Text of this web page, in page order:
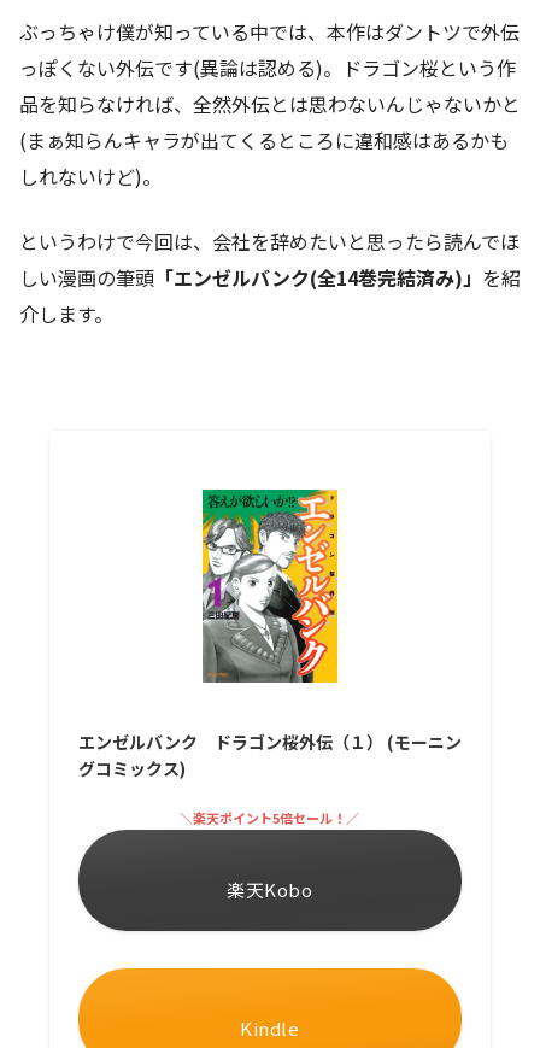
ぶっちゃけ僕が知っている中では、本作はダントツで外伝
っぽくない外伝です(異論は認める)。ドラゴン桜という作
品を知らなければ、全然外伝とは思わないんじゃないかと
(まぁ知らんキャラが出てくるところに違和感はあるかも
しれないけど)。
というわけで今回は、会社を辞めたいと思ったら読んでほ
しい漫画の筆頭 「エンゼルバンク(全14巻完結済み)」 を紹
介します。
エンゼルバンク ドラゴン桜外伝（１） (モーニン
グコミックス)
Kindle
＼楽天ポイント5倍セール！／
楽天Kobo